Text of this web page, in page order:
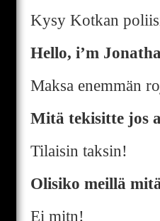
Kysy Kotkan
Hello, i’m
Maksa enemmän
Mitä tekisitte jos
Tilaisin taksin!
Olisiko meillä
Ei mitn!